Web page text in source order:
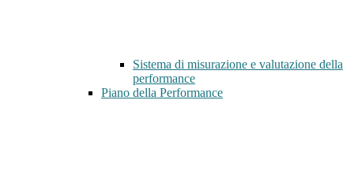
Sistema di misurazione e valutazione della
performance
Piano della Performance